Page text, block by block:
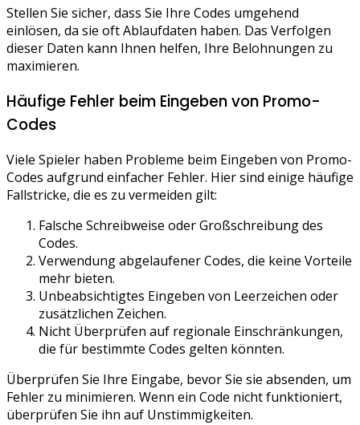
Stellen Sie sicher, dass Sie Ihre Codes umgehend
einlösen, da sie oft Ablaufdaten haben. Das Verfolgen
dieser Daten kann Ihnen helfen, Ihre Belohnungen zu
maximieren.
Häufige Fehler beim Eingeben von Promo-
Codes
Viele Spieler haben Probleme beim Eingeben von Promo-
Codes aufgrund einfacher Fehler. Hier sind einige häufige
Fallstricke, die es zu vermeiden gilt:
Falsche Schreibweise oder Großschreibung des
Codes.
Verwendung abgelaufener Codes, die keine Vorteile
mehr bieten.
Unbeabsichtigtes Eingeben von Leerzeichen oder
zusätzlichen Zeichen.
Nicht Überprüfen auf regionale Einschränkungen,
die für bestimmte Codes gelten könnten.
Überprüfen Sie Ihre Eingabe, bevor Sie sie absenden, um
Fehler zu minimieren. Wenn ein Code nicht funktioniert,
überprüfen Sie ihn auf Unstimmigkeiten.